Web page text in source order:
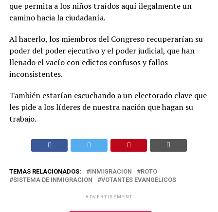
que permita a los niños traídos aquí ilegalmente un
camino hacia la ciudadanía.
Al hacerlo, los miembros del Congreso recuperarían su
poder del poder ejecutivo y el poder judicial, que han
llenado el vacío con edictos confusos y fallos
inconsistentes.
También estarían escuchando a un electorado clave que
les pide a los líderes de nuestra nación que hagan su
trabajo.
TEMAS RELACIONADOS: INMIGRACION
ROTO
SISTEMA DE INMIGRACION
VOTANTES EVANGELICOS
ADVERTISEMENT